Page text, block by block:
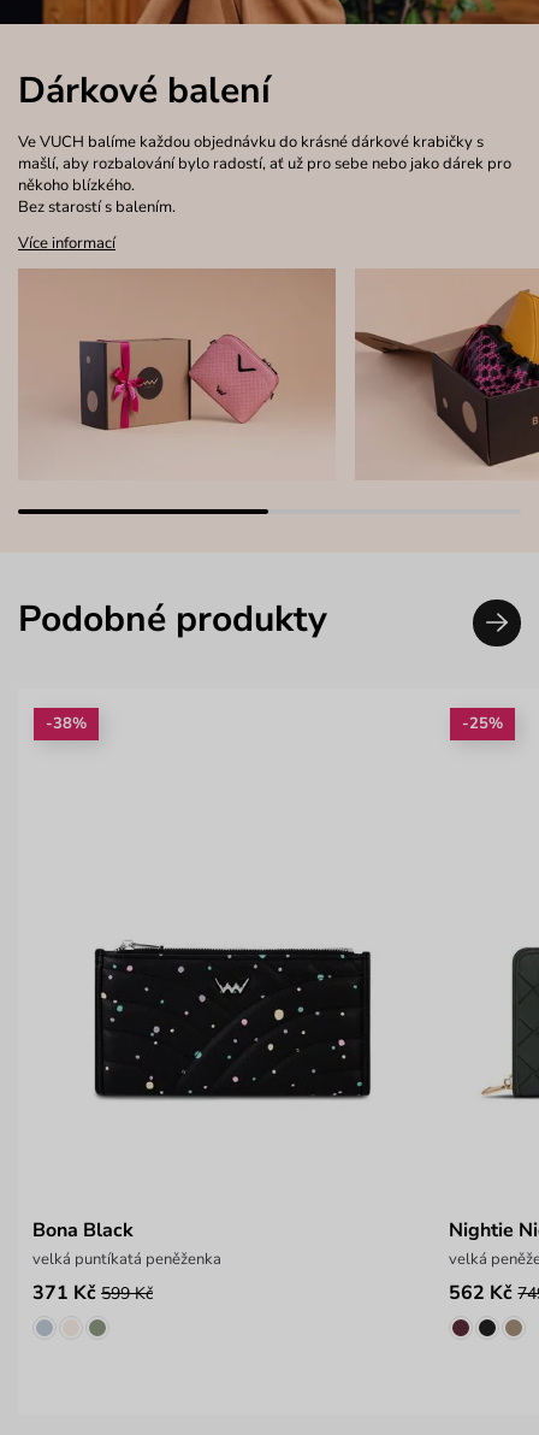
Dárkové balení
Ve VUCH balíme každou objednávku do krásné dárkové krabičky s
mašlí, aby rozbalování bylo radostí, ať už pro sebe nebo jako dárek pro
někoho blízkého.
Bez starostí s balením.
Více informací
Podobné produkty
-38%
Bona Black
velká puntíkatá peněženka
371 Kč 599 Kč
-25%
Nightie
velká
562 Kč